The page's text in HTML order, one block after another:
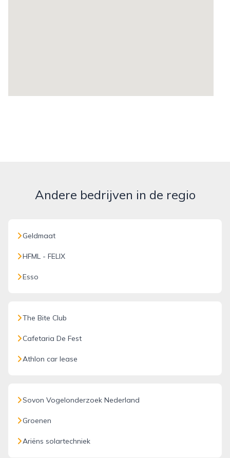
Andere bedrijven in de regio
Geldmaat
HFML - FELIX
Esso
The Bite Club
Cafetaria De Fest
Athlon car lease
Sovon Vogelonderzoek Nederland
Groenen
Ariëns solartechniek